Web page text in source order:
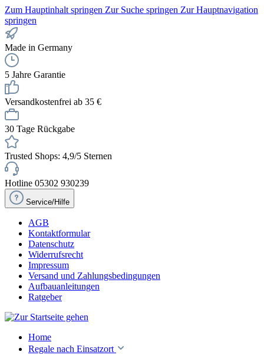
Zum Hauptinhalt springen Zur Suche springen Zur Hauptnavigation
springen
Made in Germany
5 Jahre Garantie
Versandkostenfrei ab 35 €
30 Tage Rückgabe
Trusted Shops: 4,9/5 Sternen
Hotline 05302 930239
Service/Hilfe
AGB
Kontaktformular
Datenschutz
Widerrufsrecht
Impressum
Versand und Zahlungsbedingungen
Aufbauanleitungen
Ratgeber
Home
Regale nach Einsatzort